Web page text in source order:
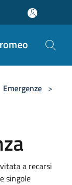
Emergenze >
a recarsi
singole